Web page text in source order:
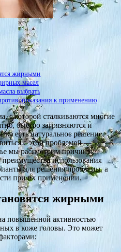
жирными
масел
выбрать
к применению
которой сталкиваются многие
быстро загрязняются и
есть натуральное решение,
с этой проблемой —
мы рассмотрим причины
использования
для решения проблемы, а
при их применении.
жирными
повышенной активностью
в коже головы. Это может